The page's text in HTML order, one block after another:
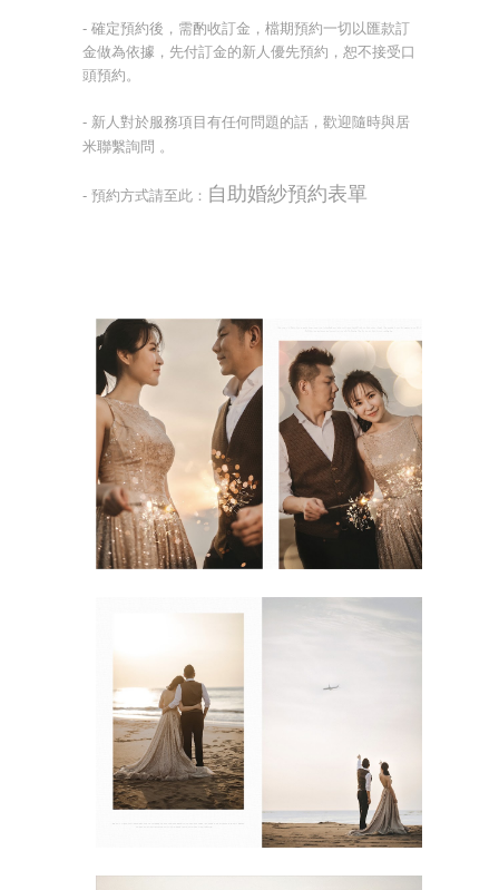
- 確定預約後，需酌收訂金， 檔期預約一切以匯款訂
金做為依據，先付訂金的新人優先預約，恕不接受口
頭預約。
- 新人對於服務項目有任何問題的話，歡迎隨時與居
米聯繫詢問 。
- 預約方式請至此： 自助婚紗預約表單